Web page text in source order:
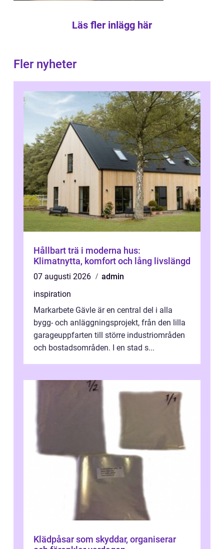
Läs fler inlägg här
Fler nyheter
Hållbart trä i moderna hus:
Klimatnytta, komfort och lång livslängd
07 augusti 2026
admin
inspiration
Markarbete Gävle är en central del i alla
bygg- och anläggningsprojekt, från den lilla
garageuppfarten till större industriområden
och bostadsområden. I en stad s...
Klädpåsar som skyddar, organiserar